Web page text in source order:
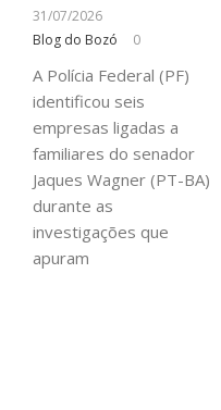
31/07/2026
Blog do Bozó
0
A Polícia Federal (PF)
identificou seis
empresas ligadas a
familiares do senador
Jaques Wagner (PT-BA)
durante as
investigações que
apuram